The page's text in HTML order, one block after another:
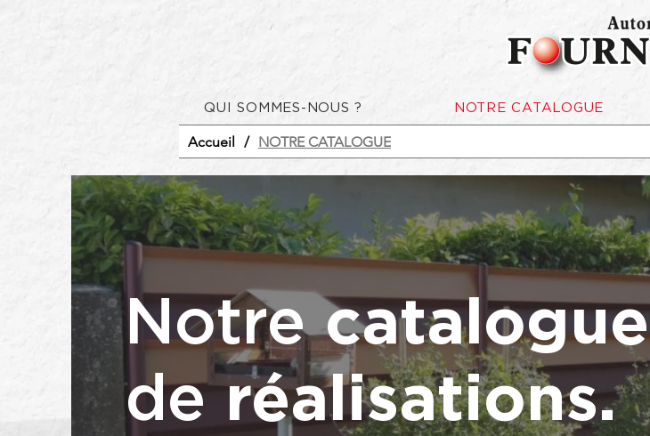
QUI SOMMES-NOUS ? NOTRE CATALOGUE
Accueil / NOTRE CATALOGUE
Notrecatalogue
deréalisations.